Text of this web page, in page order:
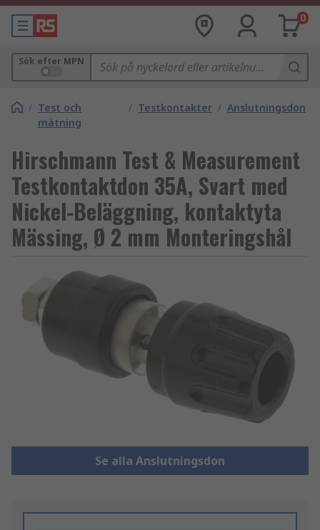
0
Sök efter MPN
/ Test och
mätning
/ Testkontakter / Anslutningsdon
Hirschmann Test & Measurement
Testkontaktdon 35A, Svart med
Nickel-Beläggning, kontaktyta
Mässing, Ø 2 mm Monteringshål
Se alla Anslutningsdon